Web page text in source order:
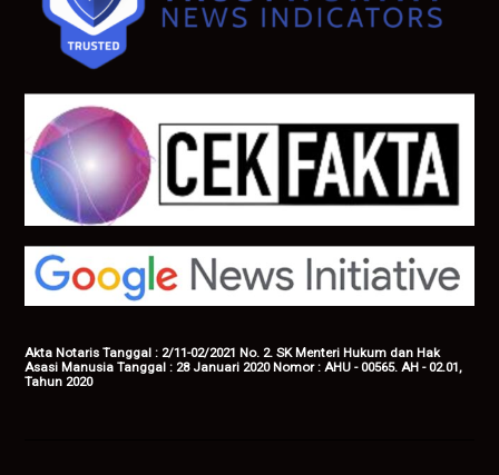
Akta Notaris Tanggal : 2/11-02/2021 No. 2. SK Menteri Hukum dan Hak
Asasi Manusia Tanggal : 28 Januari 2020 Nomor : AHU - 00565. AH - 02.01,
Tahun 2020